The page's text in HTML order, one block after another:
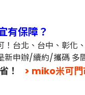
有保障？
台北、台中、彰化
申辦/續約/攜碼 多
！ > miko米可門